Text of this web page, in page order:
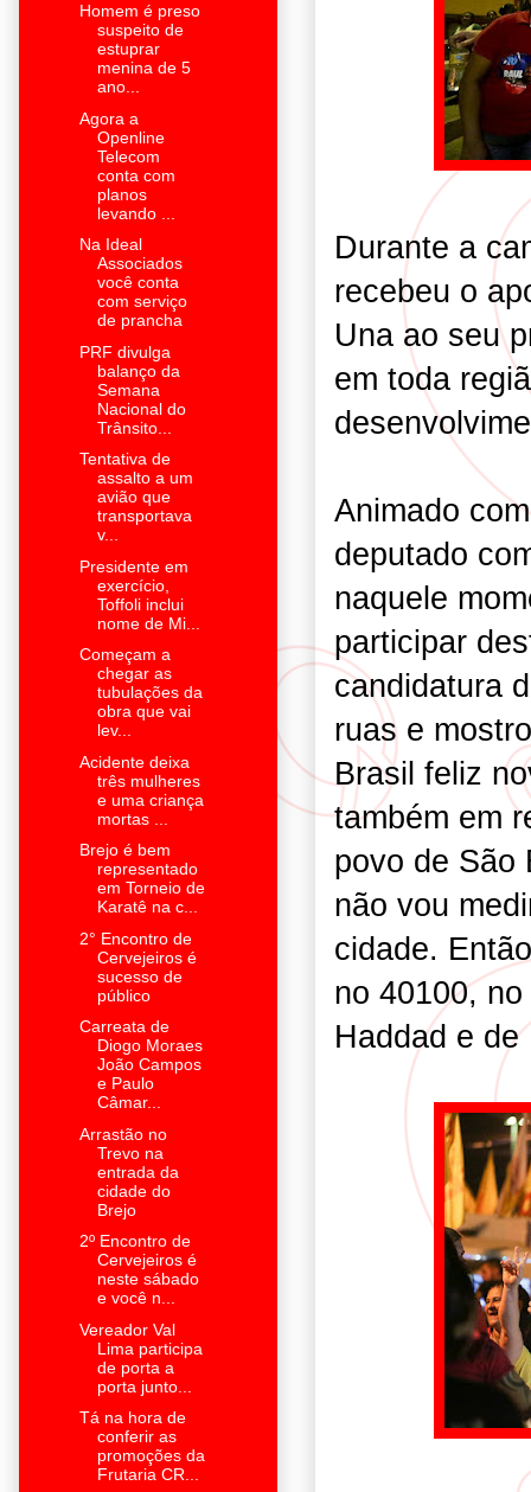
Durante a
recebeu o
Una ao seu
em toda
Animado
deputado
naquele
participar
candidatura
ruas e
Brasil feliz
também em
povo de São
não vou
cidade.
no 40100,
Haddad e
Homem é preso
suspeito de
estuprar
menina de 5
ano...
Agora a
Openline
Telecom
conta com
planos
levando ...
Na Ideal
Associados
você conta
com serviço
de prancha
PRF divulga
balanço da
Semana
Nacional do
Trânsito...
Tentativa de
assalto a um
avião que
transportava
v...
Presidente em
exercício,
Toffoli inclui
nome de Mi...
Começam a
chegar as
tubulações da
obra que vai
lev...
Acidente deixa
três mulheres
e uma criança
mortas ...
Brejo é bem
representado
em Torneio de
Karatê na c...
2° Encontro de
Cervejeiros é
sucesso de
público
Carreata de
Diogo Moraes
João Campos
e Paulo
Câmar...
Arrastão no
Trevo na
entrada da
cidade do
Brejo
2º Encontro de
Cervejeiros é
neste sábado
e você n...
Vereador Val
Lima participa
de porta a
porta junto...
Tá na hora de
conferir as
promoções da
Frutaria CR...